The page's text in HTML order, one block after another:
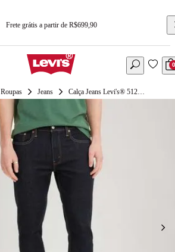
Frete grátis a partir de R$699,90
0
Roupas Jeans Calça Jeans Levi's® 512® Slim Taper Lavagem Escura